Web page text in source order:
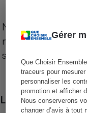
Gérer
Que Choisir
traceurs pour
personnaliser les
promotion et afficher
Nous conserverons
changer d’avis à tout
Notre
niveau de prix des
sur le territoire
Les